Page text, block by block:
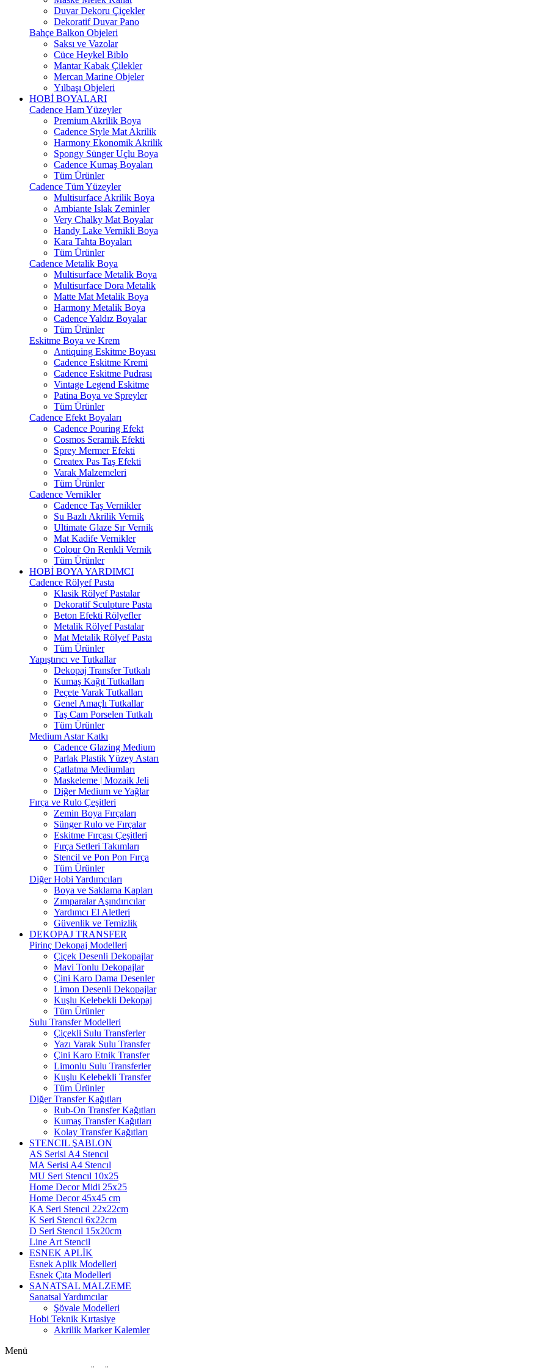
Duvar Dekoru Çiçekler
Dekoratif Duvar Pano
Bahçe Balkon Objeleri
Saksı ve Vazolar
Cüce Heykel Biblo
Mantar Kabak Çilekler
Mercan Marine Objeler
Yılbaşı Objeleri
HOBİ BOYALARI
Cadence Ham Yüzeyler
Premium Akrilik Boya
Cadence Style Mat Akrilik
Harmony Ekonomik Akrilik
Spongy Sünger Uçlu Boya
Cadence Kumaş Boyaları
Tüm Ürünler
Cadence Tüm Yüzeyler
Multisurface Akrilik Boya
Ambiante Islak Zeminler
Very Chalky Mat Boyalar
Handy Lake Vernikli Boya
Kara Tahta Boyaları
Tüm Ürünler
Cadence Metalik Boya
Multisurface Metalik Boya
Multisurface Dora Metalik
Matte Mat Metalik Boya
Harmony Metalik Boya
Cadence Yaldız Boyalar
Tüm Ürünler
Eskitme Boya ve Krem
Antiquing Eskitme Boyası
Cadence Eskitme Kremi
Cadence Eskitme Pudrası
Vintage Legend Eskitme
Patina Boya ve Spreyler
Tüm Ürünler
Cadence Efekt Boyaları
Cadence Pouring Efekt
Cosmos Seramik Efekti
Sprey Mermer Efekti
Createx Pas Taş Efekti
Varak Malzemeleri
Tüm Ürünler
Cadence Vernikler
Cadence Taş Vernikler
Su Bazlı Akrilik Vernik
Ultimate Glaze Sır Vernik
Mat Kadife Vernikler
Colour On Renkli Vernik
Tüm Ürünler
HOBİ BOYA YARDIMCI
Cadence Rölyef Pasta
Klasik Rölyef Pastalar
Dekoratif Sculpture Pasta
Beton Efekti Rölyefler
Metalik Rölyef Pastalar
Mat Metalik Rölyef Pasta
Tüm Ürünler
Yapıştırıcı ve Tutkallar
Dekopaj Transfer Tutkalı
Kumaş Kağıt Tutkalları
Peçete Varak Tutkalları
Genel Amaçlı Tutkallar
Taş Cam Porselen Tutkalı
Tüm Ürünler
Medium Astar Katkı
Cadence Glazing Medium
Parlak Plastik Yüzey Astarı
Çatlatma Mediumları
Maskeleme | Mozaik Jeli
Diğer Medium ve Yağlar
Fırça ve Rulo Çeşitleri
Zemin Boya Fırçaları
Sünger Rulo ve Fırçalar
Eskitme Fırçası Çeşitleri
Fırça Setleri Takımları
Stencil ve Pon Pon Fırça
Tüm Ürünler
Diğer Hobi Yardımcıları
Boya ve Saklama Kapları
Zımparalar Aşındırıcılar
Yardımcı El Aletleri
Güvenlik ve Temizlik
DEKOPAJ TRANSFER
Pirinç Dekopaj Modelleri
Çiçek Desenli Dekopajlar
Mavi Tonlu Dekopajlar
Çini Karo Dama Desenler
Limon Desenli Dekopajlar
Kuşlu Kelebekli Dekopaj
Tüm Ürünler
Sulu Transfer Modelleri
Çiçekli Sulu Transferler
Yazı Varak Sulu Transfer
Çini Karo Etnik Transfer
Limonlu Sulu Transferler
Kuşlu Kelebekli Transfer
Tüm Ürünler
Diğer Transfer Kağıtları
Rub-On Transfer Kağıtları
Kumaş Transfer Kağıtları
Kolay Transfer Kağıtları
STENCIL ŞABLON
AS Serisi A4 Stencıl
MA Serisi A4 Stencıl
MU Seri Stencıl 10x25
Home Decor Midi 25x25
Home Decor 45x45 cm
KA Seri Stencıl 22x22cm
K Seri Stencıl 6x22cm
D Seri Stencıl 15x20cm
Line Art Stencil
ESNEK APLİK
Esnek Aplik Modelleri
Esnek Çıta Modelleri
SANATSAL MALZEME
Sanatsal Yardımcılar
Şövale Modelleri
Hobi Teknik Kırtasiye
Akrilik Marker Kalemler
Menü